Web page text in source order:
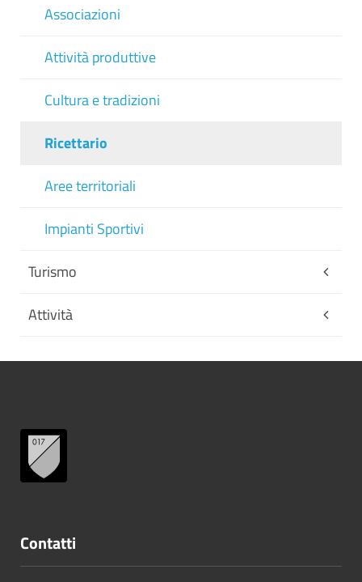
Associazioni
Attività produttive
Cultura e tradizioni
Ricettario
Aree territoriali
Impianti Sportivi
Turismo
Attività
Contatti